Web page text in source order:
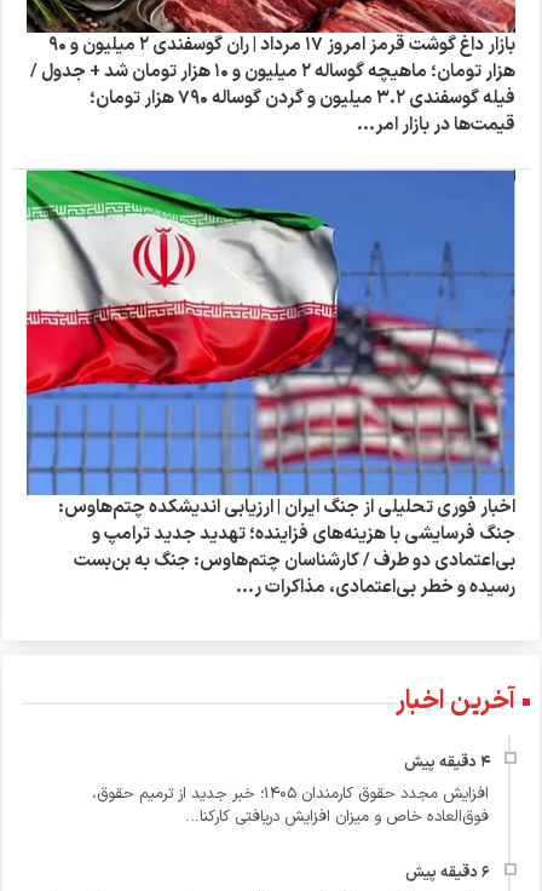
بازار داغ گوشت قرمز امروز ۱۷ مرداد | ران گوسفندی ۲ میلیون و ۹۰
هزار تومان؛ ماهیچه گوساله ۲ میلیون و ۱۰ هزار تومان شد + جدول /
فیله گوسفندی ۳.۲ میلیون و گردن گوساله ۷۹۰ هزار تومان؛
قیمت‌ها در بازار امر...
اخبار فوری تحلیلی از جنگ ایران | ارزیابی اندیشکده چتم‌هاوس:
جنگ فرسایشی با هزینه‌های فزاینده؛ تهدید جدید ترامپ و
بی‌اعتمادی دو طرف / کارشناسان چتم‌هاوس: جنگ به بن‌بست
رسیده و خطر بی‌اعتمادی، مذاکرات ر...
آخرین اخبار
افزایش مجدد حقوق کارمندان ۱۴۰۵؛ خبر جدید از ترمیم حقوق،
فوق‌العاده خاص و میزان افزایش دریافتی کارکنا...